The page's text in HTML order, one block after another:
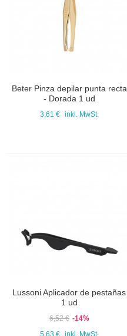
Beter Pinza depilar punta recta
- Dorada 1 ud
3,61 € inkl. MwSt.
Lussoni Aplicador de pestañas
1 ud
6,52 € -14%
5,63 € inkl. MwSt.